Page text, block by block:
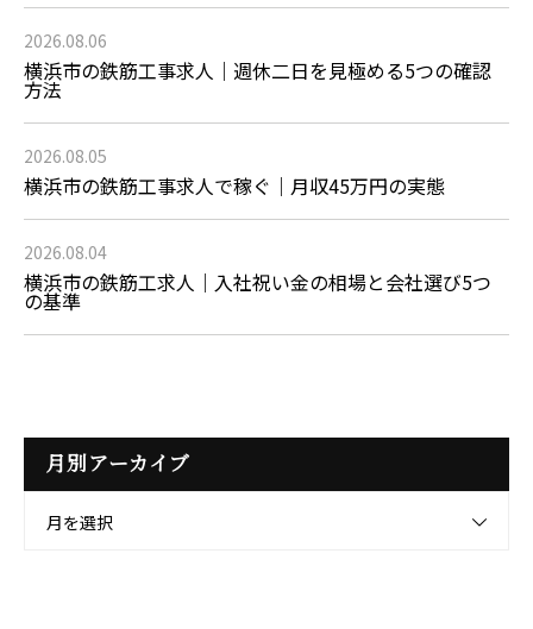
2026.08.06
横浜市の鉄筋工事求人｜週休二日を見極める5つの確認
方法
2026.08.05
横浜市の鉄筋工事求人で稼ぐ｜月収45万円の実態
2026.08.04
横浜市の鉄筋工求人｜入社祝い金の相場と会社選び5つ
の基準
月別アーカイブ
月を選択